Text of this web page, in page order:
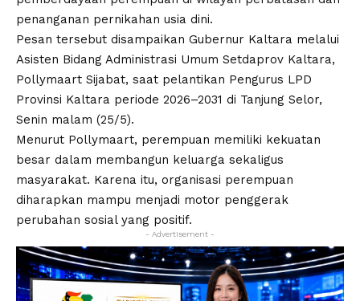
penanganan pernikahan usia dini.
Pesan tersebut disampaikan Gubernur Kaltara melalui
Asisten Bidang Administrasi Umum Setdaprov Kaltara,
Pollymaart Sijabat, saat pelantikan Pengurus LPD
Provinsi Kaltara periode 2026–2031 di Tanjung Selor,
Senin malam (25/5).
Menurut Pollymaart, perempuan memiliki kekuatan
besar dalam membangun keluarga sekaligus
masyarakat. Karena itu, organisasi perempuan
diharapkan mampu menjadi motor penggerak
perubahan sosial yang positif.
- Advertisement -